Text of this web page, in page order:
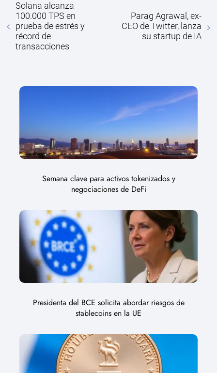
Solana alcanza
100.000 TPS en
prueba de estrés y
récord de
transacciones
Parag Agrawal, ex-
CEO de Twitter, lanza
su startup de IA
Semana clave para activos tokenizados y
negociaciones de DeFi
Presidenta del BCE solicita abordar riesgos de
stablecoins en la UE